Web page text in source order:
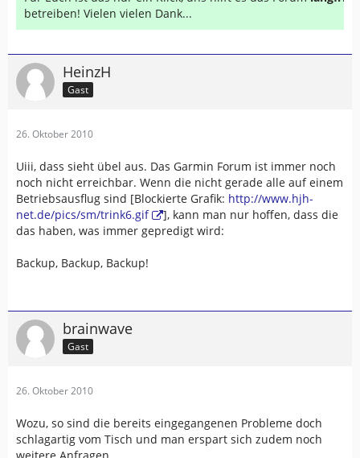
betreiben! Vielen vielen Dank...
HeinzH
Gast
26. Oktober 2010
Uiii, dass sieht übel aus. Das Garmin Forum ist immer noch
noch nicht erreichbar. Wenn die nicht gerade alle auf einem
Betriebsausflug sind [Blockierte Grafik: http://www.hjh-
net.de/pics/sm/trink6.gif
], kann man nur hoffen, dass die
das haben, was immer gepredigt wird:
Backup, Backup, Backup!
brainwave
Gast
26. Oktober 2010
Wozu, so sind die bereits eingegangenen Probleme doch
schlagartig vom Tisch und man erspart sich zudem noch
weitere Anfragen.